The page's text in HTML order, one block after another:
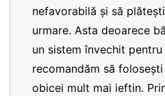
nefavorabilă și să
urmare. Asta deoarece
un sistem învechit
recomandăm să folosești
obicei mult mai ieftin.